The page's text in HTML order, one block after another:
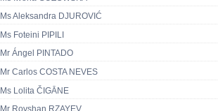
Ms Aleksandra DJUROVIĆ
Ms Foteini PIPILI
Mr Ángel PINTADO
Mr Carlos COSTA NEVES
Ms Lolita ČIGĀNE
Mr Rovshan RZAYEV